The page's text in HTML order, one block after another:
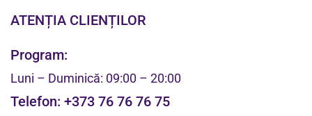
ATENȚIA CLIENȚILOR
Program:
Luni – Duminică: 09:00 – 20:00
Telefon: +373 76 76 76 75